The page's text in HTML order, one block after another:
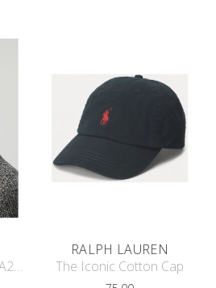
Cap Avisu v1.y7.02 ATA23744
RALPH LAUREN
The Iconic Cotton Cap